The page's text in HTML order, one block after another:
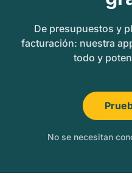
De presupuestos y
facturación: nuestra
todo y
No se necesitan